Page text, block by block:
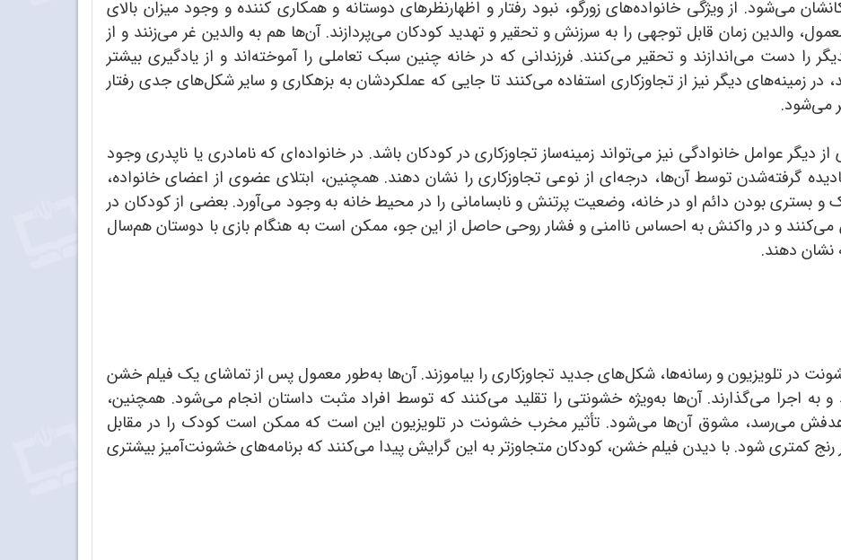
می‌شود. از ویژگی خانواده‌های زورگو، نبود رفتار و اظهارنظرهای دوستانه و همکاری کننده و وجود میزان بالای
والدین زمان قابل توجهی را به سرزنش و تحقیر و تهدید کودکان می‌پردازند. آن‌ها هم به والدین غر می‌زنند و از
را دست می‌اندازند و تحقیر می‌کنند. فرزندانی که در خانه چنین سبک تعاملی را آموخته‌اند و از یادگیری بیشتر
زمینه‌های دیگر نیز از تجاوزکاری استفاده می‌کنند تا جایی‌ که عملکردشان به بزهکاری و سایر شکل‌های جدی رفتار
می‌شود.
دیگر عوامل خانوادگی نیز می‌تواند زمینه‌ساز تجاوزکاری در کودکان باشد. در خانواده‌ای که نامادری یا ناپدری وجود
گرفته‌شدن توسط آن‌ها، درجه‌ای از نوعی تجاوزکاری را نشان دهند. همچنین، ابتلای عضوی از اعضای خانواده،
بستری بودن دائم او در خانه، وضعیت پرتنش و نا‌بسامانی را در محیط خانه به وجود می‌آورد. بعضی از کودکان در
و در واکنش به احساس ناامنی و فشار روحی حاصل از این جو، ممکن است به هنگام بازی با دوستان هم‌سال
نشان دهند.
در تلویزیون و رسانه‌ها، شکل‌های جدید تجاوزکاری را بیاموزند. آن‌ها به‌طور معمول پس از تماشای یک فیلم خشن
و به اجرا می‌گذارند. آن‌ها به‌ویژه خشونتی را تقلید می‌کنند که توسط افراد مثبت داستان انجام می‌شود. همچنین،
هدفش می‌رسد، مشوق آن‌ها می‌شود. تأثیر مخرب خشونت در تلویزیون این است که ممکن است کودک را در مقابل
کمتری شود. با دیدن فیلم خشن، کودکان متجاوزتر به این گرایش پیدا می‌کنند که برنامه‌های خشونت‌آمیز بیشتری